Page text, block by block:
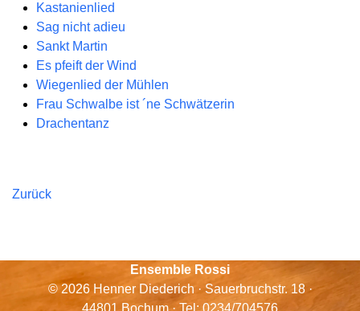
Kastanienlied
Sag nicht adieu
Sankt Martin
Es pfeift der Wind
Wiegenlied der Mühlen
Frau Schwalbe ist ´ne Schwätzerin
Drachentanz
Zurück
Ensemble Rossi
© 2026 Henner Diederich · Sauerbruchstr. 18 ·
44801 Bochum · Tel: 0234/704576